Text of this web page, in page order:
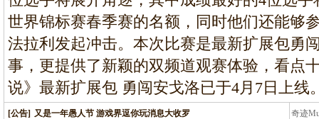
世界锦标赛春季赛的名额，同时他们还能够
法拉利发起冲击。本次比赛是最新扩展包勇
事，更提供了新颖的双频道观赛体验，看点
说》最新扩展包 勇闯安戈洛已于4月7日上线
[公告] 又是一年愚人节 游戏界逗你玩消息大收罗 奇迹